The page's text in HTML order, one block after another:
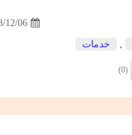
12/06
خدمات
(0)